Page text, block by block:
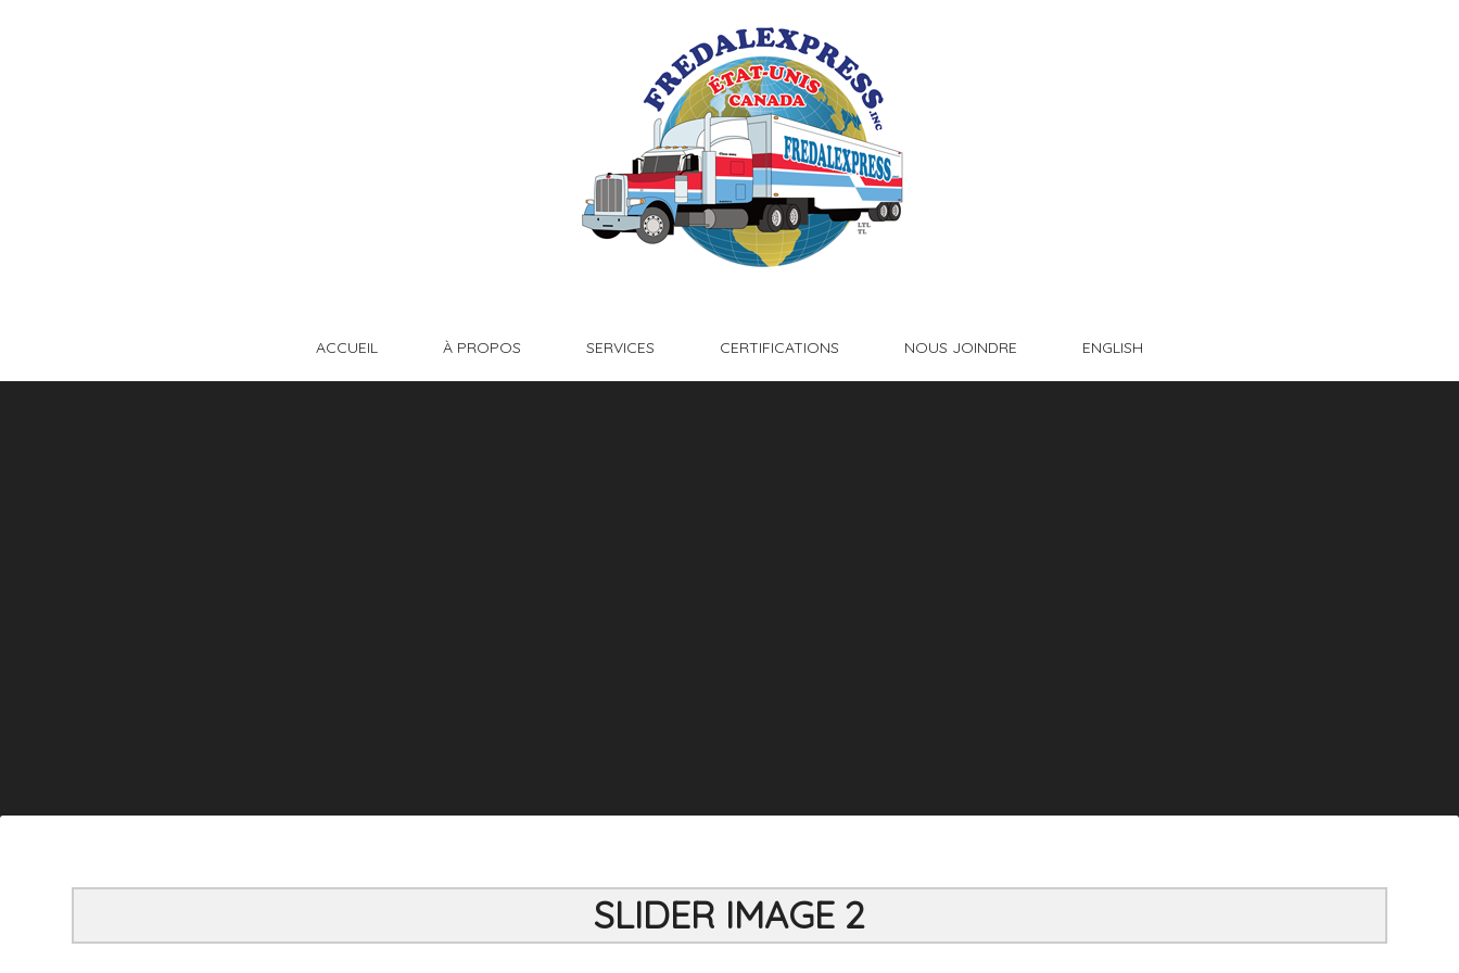
ACCUEIL À PROPOS SERVICES CERTIFICATIONS NOUS JOINDRE ENGLISH
SLIDER IMAGE 2